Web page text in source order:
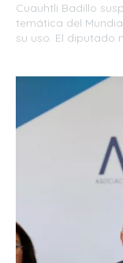
Cuauhtli Badillo
temática del
su uso. El diputado